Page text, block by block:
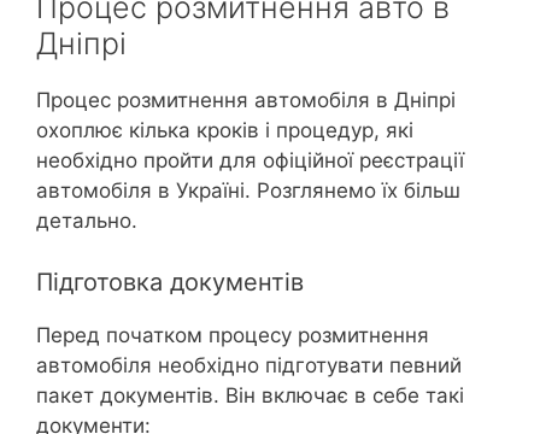
Процес розмитнення авто в
Дніпрі
Процес розмитнення автомобіля в Дніпрі
охоплює кілька кроків і процедур, які
необхідно пройти для офіційної реєстрації
автомобіля в Україні. Розглянемо їх більш
детально.
Підготовка документів
Перед початком процесу розмитнення
автомобіля необхідно підготувати певний
пакет документів. Він включає в себе такі
документи: